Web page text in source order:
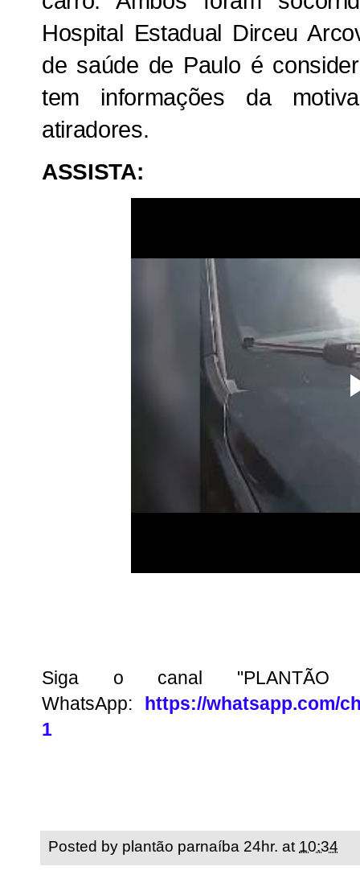
Hospital Estadual Dirceu
de saúde de Paulo é
tem informações da
atiradores.
ASSISTA:
Siga o canal "PLANTÃO
WhatsApp: https://whatsapp.com/
1
Posted by plantão parnaíba 24hr. at 10:34